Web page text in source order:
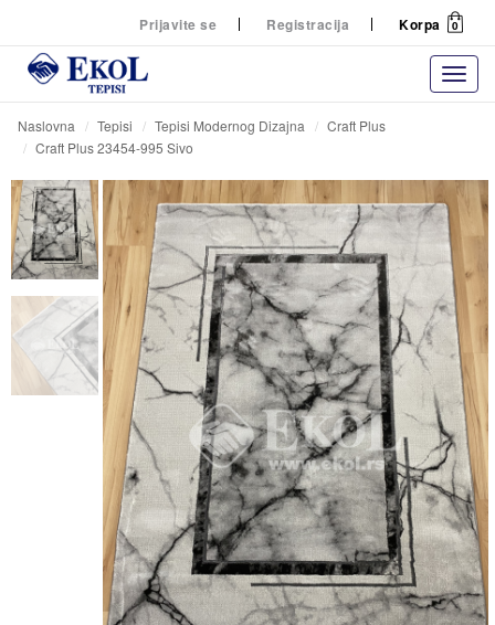
Prijavite se Registracija Korpa 0
Naslovna Tepisi Tepisi Modernog Dizajna
Craft Plus
Craft Plus 23454-995 Sivo